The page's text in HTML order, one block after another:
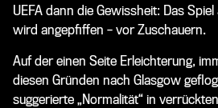
UEFA dann die Gewissheit: Das
wird angepfiffen – vor Zuschauern.
Auf der einen Seite Erleichterung,
diesen Gründen nach Glasgow
suggerierte „Normalität“ in